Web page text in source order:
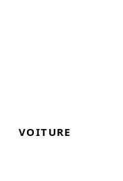
VOITURE